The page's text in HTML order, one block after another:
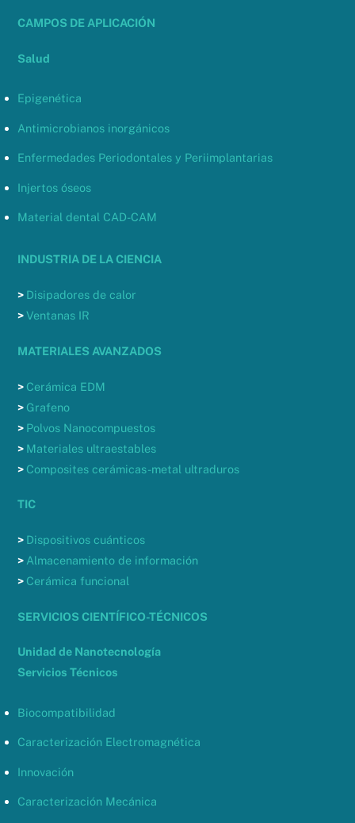
CAMPOS DE APLICACIÓN
Salud
Epigenética
Antimicrobianos inorgánicos
Enfermedades Periodontales y Periimplantarias
Injertos óseos
Material dental CAD-CAM
INDUSTRIA DE LA CIENCIA
> Disipadores de calor
>Ventanas IR
MATERIALES AVANZADOS
> Cerámica EDM
> Grafeno
> Polvos Nanocompuestos
> Materiales ultraestables
> Composites cerámicas-metal ultraduros
TIC
> Dispositivos cuánticos
> Almacenamiento de información
> Cerámica funcional
SERVICIOS CIENTÍFICO-TÉCNICOS
Unidad de Nanotecnología
Servicios Técnicos
Biocompatibilidad
Caracterización Electromagnética
Innovación
Caracterización Mecánica